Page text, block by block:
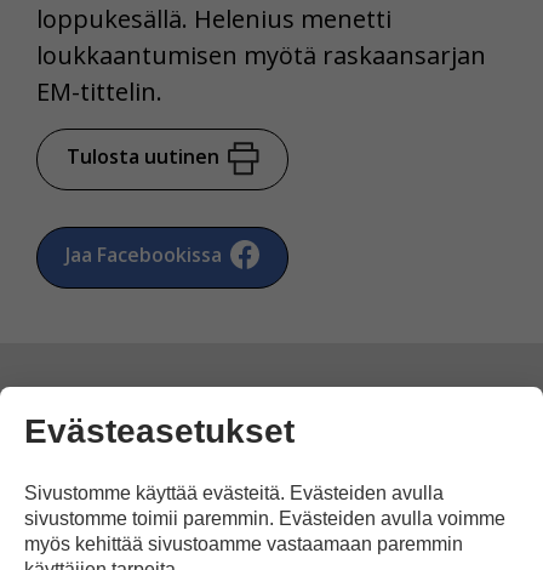
loppukesällä. Helenius menetti
loukkaantumisen myötä raskaansarjan
EM-tittelin.
Tulosta uutinen
Jaa Facebookissa
Voit kirjoittaa mielipiteesi
Evästeasetukset
Sivustomme käyttää evästeitä. Evästeiden avulla
sivustomme toimii paremmin. Evästeiden avulla voimme
myös kehittää sivustoamme vastaamaan paremmin